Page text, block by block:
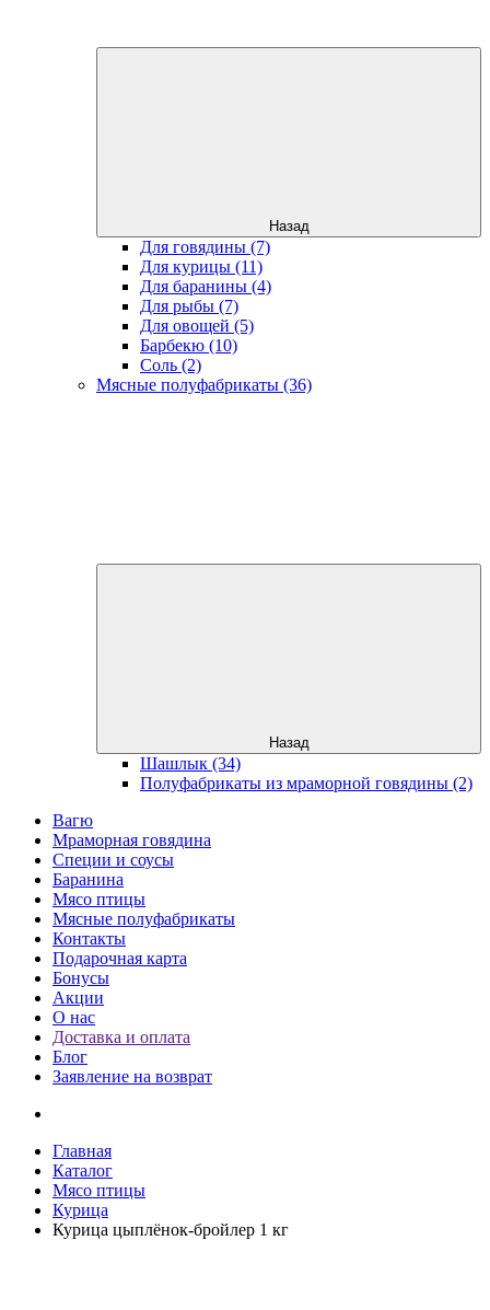
Назад
Для говядины (7)
Для курицы (11)
Для баранины (4)
Для рыбы (7)
Для овощей (5)
Барбекю (10)
Соль (2)
Мясные полуфабрикаты (36)
Назад
Шашлык (34)
Полуфабрикаты из мраморной говядины (2)
Вагю
Мраморная говядина
Специи и соусы
Баранина
Мясо птицы
Мясные полуфабрикаты
Контакты
Подарочная карта
Бонусы
Акции
О нас
Доставка и оплата
Блог
Заявление на возврат
Главная
Каталог
Мясо птицы
Курица
Курица цыплёнок-бройлер 1 кг